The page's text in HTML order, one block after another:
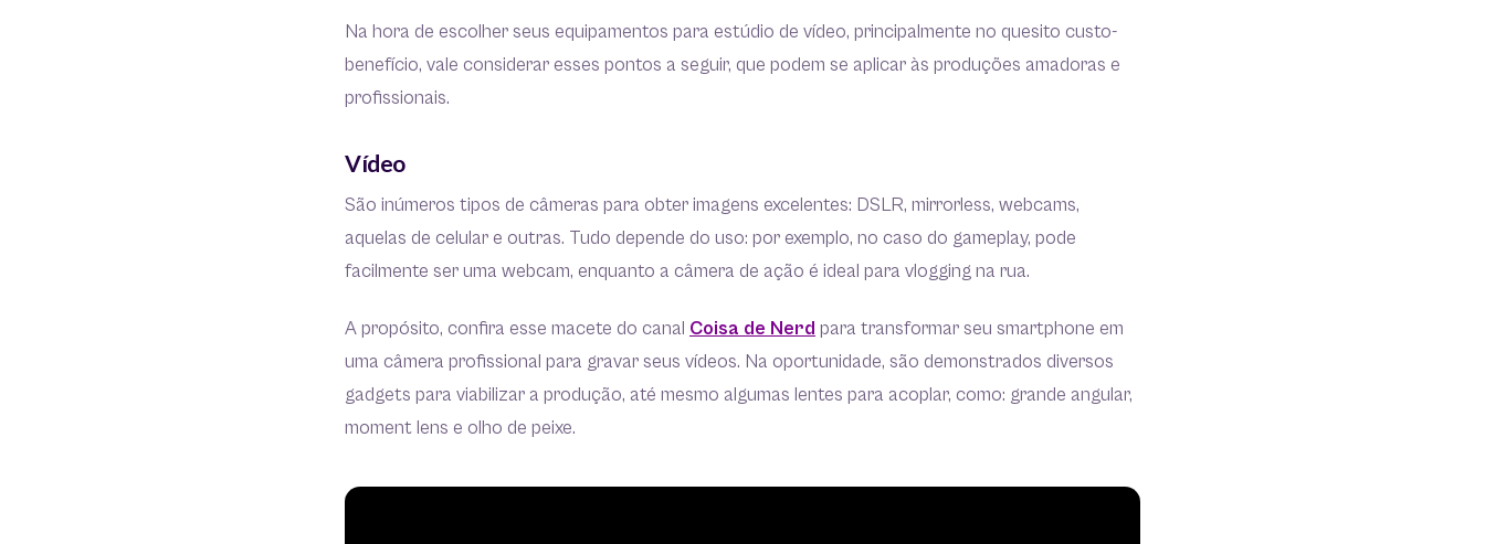
Na hora de escolher seus equipamentos para estúdio de vídeo, principalmente no quesito custo-
benefício, vale considerar esses pontos a seguir, que podem se aplicar às produções amadoras e
profissionais.
Vídeo
São inúmeros tipos de câmeras para obter imagens excelentes: DSLR, mirrorless, webcams,
aquelas de celular e outras. Tudo depende do uso: por exemplo, no caso do gameplay, pode
facilmente ser uma webcam, enquanto a câmera de ação é ideal para vlogging na rua.
A propósito, confira esse macete do canal Coisa de Nerd para transformar seu smartphone em
uma câmera profissional para gravar seus vídeos. Na oportunidade, são demonstrados diversos
gadgets para viabilizar a produção, até mesmo algumas lentes para acoplar, como: grande angular,
moment lens e olho de peixe.